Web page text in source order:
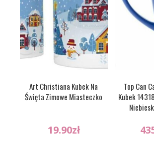
Art Christiana Kubek Na
Święta Zimowe Miasteczko
19.90zł
Top Can
Kubek